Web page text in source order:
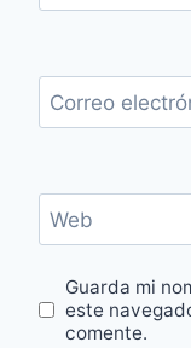
Correo
Web
Guarda mi
este
comente.